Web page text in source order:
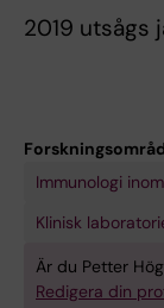
2019 utsågs
Immunologi
Klinisk
Är du Petter
Redigera din